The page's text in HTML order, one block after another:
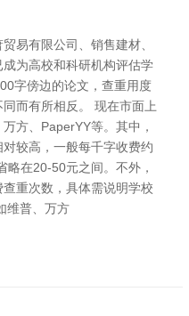
易有限公司、销售建材、
为高校和科研机构评估学
字傍边的论文，查重用度
而有所相反。 现在市面上
方、PaperYY等。其中，
较高，一般每千字收费约
在20-50元之间。不外，
重次数，具体需说明学校
维普、万方